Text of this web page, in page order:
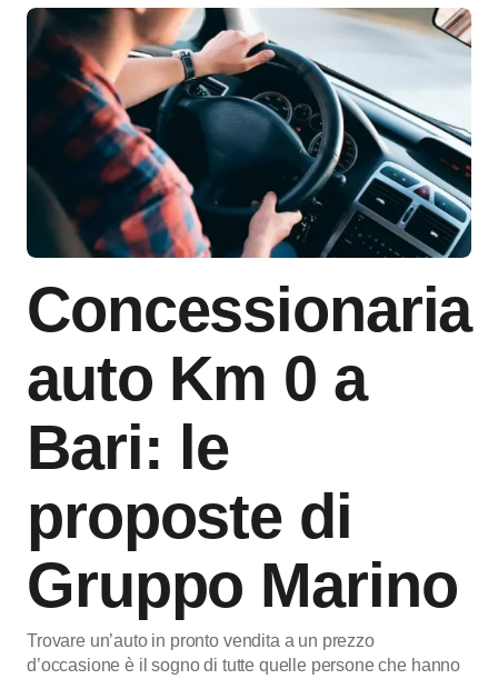
Concessionaria
auto Km 0 a
Bari: le
proposte di
Gruppo Marino
Trovare un’auto in pronto vendita a un prezzo
d’occasione è il sogno di tutte quelle persone che hanno